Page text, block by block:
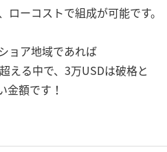
ローコストで組成が可能です。
ョア地域であれば
える中で、3万USDは破格と
金額です！